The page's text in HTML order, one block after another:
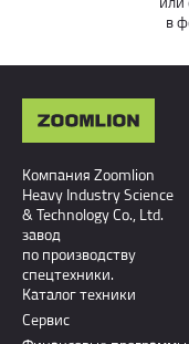
в
Компания Zoomlion
Heavy Industry Science
& Technology Co., Ltd.
завод
по производству
спецтехники.
Каталог техники
Сервис